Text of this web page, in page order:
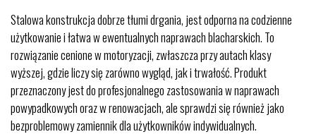
Stalowa konstrukcja dobrze tłumi drgania, jest odporna na codzienne
użytkowanie i łatwa w ewentualnych naprawach blacharskich. To
rozwiązanie cenione w motoryzacji, zwłaszcza przy autach klasy
wyższej, gdzie liczy się zarówno wygląd, jak i trwałość. Produkt
przeznaczony jest do profesjonalnego zastosowania w naprawach
powypadkowych oraz w renowacjach, ale sprawdzi się również jako
bezproblemowy zamiennik dla użytkowników indywidualnych.